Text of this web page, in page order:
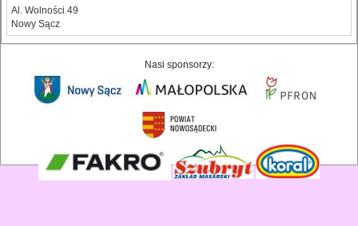
Al. Wolności 49
Nowy Sącz
Nasi sponsorzy: